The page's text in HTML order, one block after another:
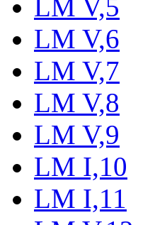
LM V,5
LM V,6
LM V,7
LM V,8
LM V,9
LM I,10
LM I,11